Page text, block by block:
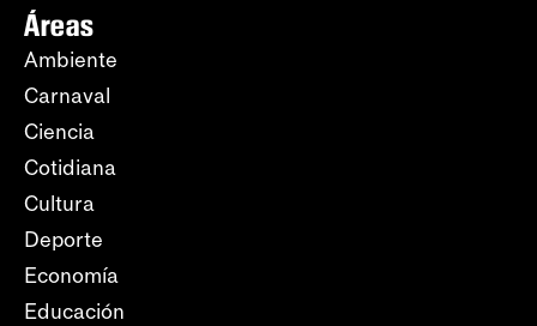
Áreas
Ambiente
Carnaval
Ciencia
Cotidiana
Cultura
Deporte
Economía
Educación